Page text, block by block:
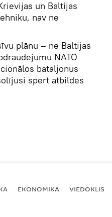
un Baltijas
nav ne
plānu – ne Baltijas
NATO
bataljonus
spert atbildes
EKONOMIKA VIEDOKLIS